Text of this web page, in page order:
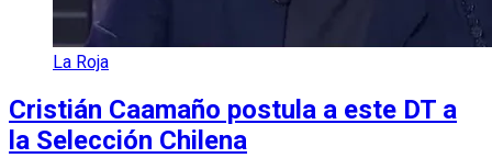
La Roja
Cristián Caamaño postula a este DT a
la Selección Chilena